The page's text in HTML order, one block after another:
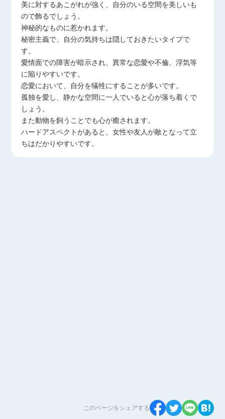
美に対するあこがれが強く、自分のいる空間を美しいも
ので飾るでしょう。
神秘的なものに惹かれます。
秘密主義で、自分の気持ちは隠しておきたいタイプで
す。
愛情面での障害が暗示され、異常な恋愛や不倫、浮気等
に陥りやすいです。
恋愛において、自分を犠牲にすることが多いです。
孤独を愛し、静かな空間に一人でいると心が落ち着くで
しょう。
また動物を飼うことでも心が癒されます。
ハードアスペクトがあると、女性や友人が敵となって立
ちはだかりやすいです。
このページをシェアする